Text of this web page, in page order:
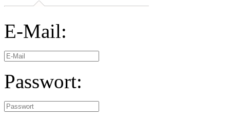
E-Mail:
Passwort: